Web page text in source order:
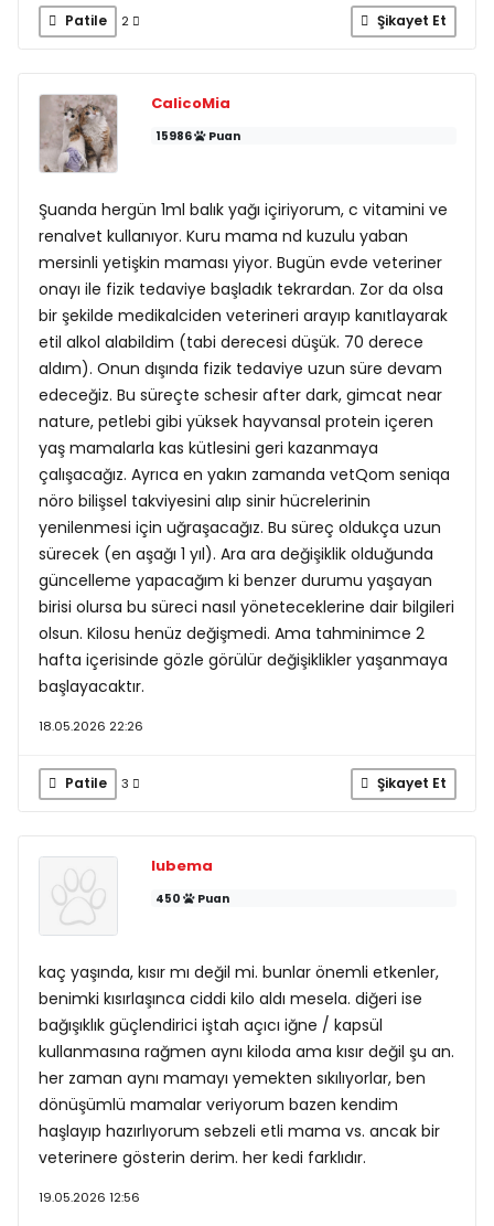
Patile 2 Şikayet Et
CalicoMia
15986 Puan
Şuanda hergün 1ml balık yağı içiriyorum, c vitamini ve
renalvet kullanıyor. Kuru mama nd kuzulu yaban
mersinli yetişkin maması yiyor. Bugün evde veteriner
onayı ile fizik tedaviye başladık tekrardan. Zor da olsa
bir şekilde medikalciden veterineri arayıp kanıtlayarak
etil alkol alabildim (tabi derecesi düşük. 70 derece
aldım). Onun dışında fizik tedaviye uzun süre devam
edeceğiz. Bu süreçte schesir after dark, gimcat near
nature, petlebi gibi yüksek hayvansal protein içeren
yaş mamalarla kas kütlesini geri kazanmaya
çalışacağız. Ayrıca en yakın zamanda vetQom seniqa
nöro bilişsel takviyesini alıp sinir hücrelerinin
yenilenmesi için uğraşacağız. Bu süreç oldukça uzun
sürecek (en aşağı 1 yıl). Ara ara değişiklik olduğunda
güncelleme yapacağım ki benzer durumu yaşayan
birisi olursa bu süreci nasıl yöneteceklerine dair bilgileri
olsun. Kilosu henüz değişmedi. Ama tahminimce 2
hafta içerisinde gözle görülür değişiklikler yaşanmaya
başlayacaktır.
18.05.2026 22:26
Patile 3 Şikayet Et
lubema
450 Puan
kaç yaşında, kısır mı değil mi. bunlar önemli etkenler,
benimki kısırlaşınca ciddi kilo aldı mesela. diğeri ise
bağışıklık güçlendirici iştah açıcı iğne / kapsül
kullanmasına rağmen aynı kiloda ama kısır değil şu an.
her zaman aynı mamayı yemekten sıkılıyorlar, ben
dönüşümlü mamalar veriyorum bazen kendim
haşlayıp hazırlıyorum sebzeli etli mama vs. ancak bir
veterinere gösterin derim. her kedi farklıdır.
19.05.2026 12:56